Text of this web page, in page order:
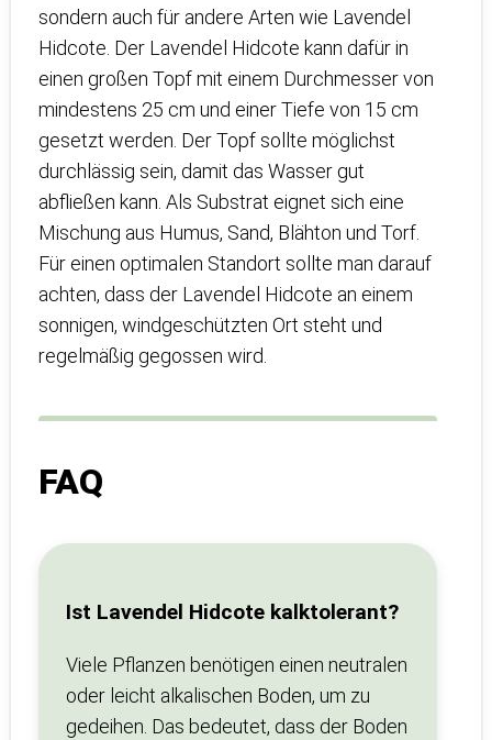
sondern auch für andere Arten wie Lavendel
Hidcote. Der Lavendel Hidcote kann dafür in
einen großen Topf mit einem Durchmesser von
mindestens 25 cm und einer Tiefe von 15 cm
gesetzt werden. Der Topf sollte möglichst
durchlässig sein, damit das Wasser gut
abfließen kann. Als Substrat eignet sich eine
Mischung aus Humus, Sand, Blähton und Torf.
Für einen optimalen Standort sollte man darauf
achten, dass der Lavendel Hidcote an einem
sonnigen, windgeschützten Ort steht und
regelmäßig gegossen wird.
FAQ
Ist Lavendel Hidcote kalktolerant?
Viele Pflanzen benötigen einen neutralen
oder leicht alkalischen Boden, um zu
gedeihen. Das bedeutet, dass der Boden